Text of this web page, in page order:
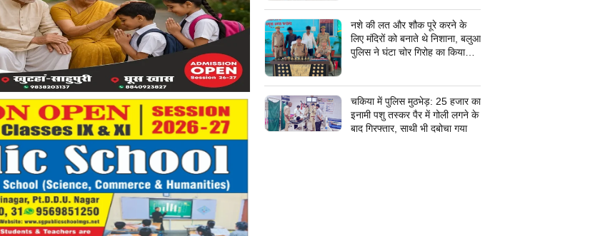
नशे की लत और शौक पूरे करने के
लिए मंदिरों को बनाते थे निशाना, बलुआ
पुलिस ने घंटा चोर गिरोह का किया
चकिया में पुलिस मुठभेड़: 25 हजार का
इनामी पशु तस्कर पैर में गोली लगने के
बाद गिरफ्तार, साथी भी दबोचा गया